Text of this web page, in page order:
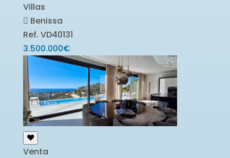
Villas
Benissa
Ref. VD40131
3.500.000€
Venta